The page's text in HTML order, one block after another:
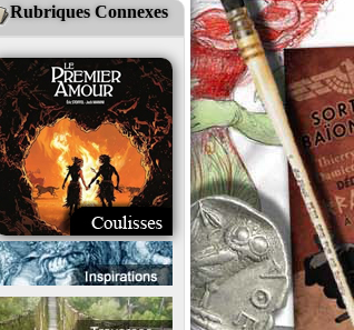
Rubriques Connexes